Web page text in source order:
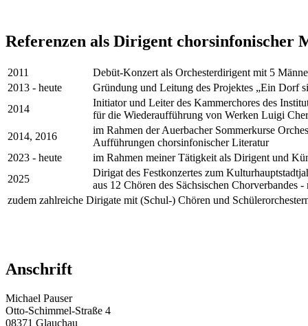
Referenzen als Dirigent chorsinfonischer
2011
Debüt-Konzert als Orchesterdirigent mit 5
2013 - heute
Gründung und Leitung des Projektes „Ein Dorf
2014
Initiator und Leiter des Kammerchores des
für die Wiederaufführung von Werken Luigi
2014, 2016
im Rahmen der Auerbacher Sommerkurse
Aufführungen chorsinfonischer Literatur
2023 - heute
im Rahmen meiner Tätigkeit als Dirigent und
2025
Dirigat des Festkonzertes zum
aus 12 Chören des Sächsischen Chorverbandes
zudem zahlreiche Dirigate mit (Schul-) Chören und
Anschrift
Michael Pauser
Otto-Schimmel-Straße 4
08371 Glauchau